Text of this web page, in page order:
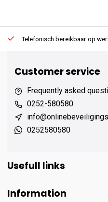
Telefonisch bereikbaar op
Customer service
Frequently asked
0252-580580
0252580580
Usefull links
Information